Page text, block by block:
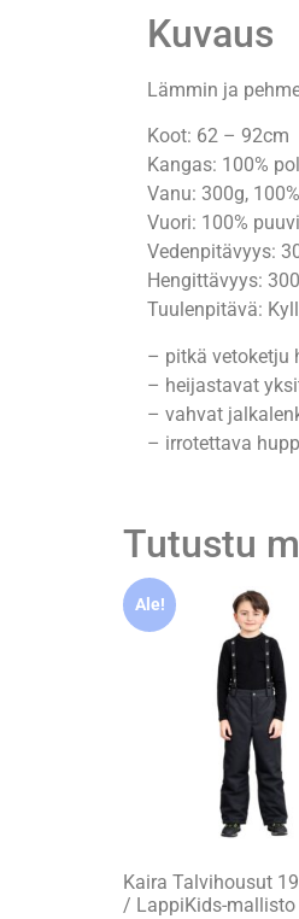
Kuvaus
Lämmin ja
Koot: 62 – 92cm
Kangas: 100%
Vanu: 300g,
Vuori: 100%
Vedenpitävyys:
Hengittävyys:
Tuulenpitävä:
– pitkä vetoketju
– heijastavat
– vahvat
– irrotettava
Tutustu
Ale!
Kaira Talvihousut
/ LappiKids-mallisto